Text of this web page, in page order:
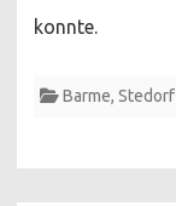
konnte.
Barme, Stedorf